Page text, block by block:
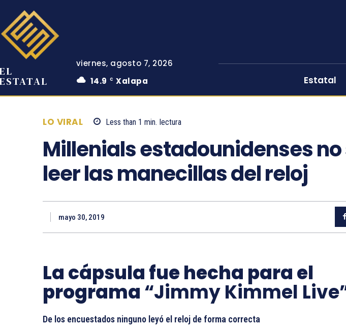
EL
ESTATAL
viernes, agosto 7, 2026
14.9
C Xalapa Estatal
LO VIRAL Less than 1 min. lectura
Millenials estadounidenses
leer las manecillas del reloj
mayo 30, 2019
La cápsula fue hecha para el
programa“Jimmy Kimmel
De los encuestados ninguno leyó el reloj de forma correcta